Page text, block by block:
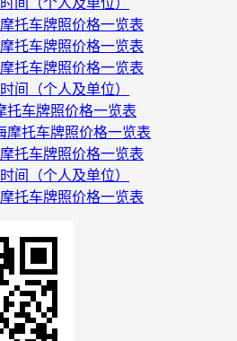
间（个人及单位）
托车牌照价格一览表
托车牌照价格一览表
托车牌照价格一览表
间（个人及单位）
托车牌照价格一览表
摩托车牌照价格一览表
托车牌照价格一览表
间（个人及单位）
托车牌照价格一览表